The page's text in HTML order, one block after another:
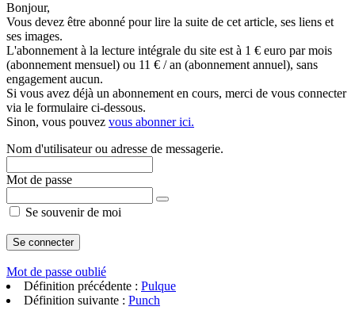
Bonjour,
Vous devez être abonné pour lire la suite de cet article, ses liens et
ses images.
L'abonnement à la lecture intégrale du site est à 1 € euro par mois
(abonnement mensuel) ou 11 € / an (abonnement annuel), sans
engagement aucun.
Si vous avez déjà un abonnement en cours, merci de vous connecter
via le formulaire ci-dessous.
Sinon, vous pouvez vous abonner ici.
Nom d'utilisateur ou adresse de messagerie.
Mot de passe
Se souvenir de moi
Mot de passe oublié
Définition précédente : Pulque
Définition suivante : Punch